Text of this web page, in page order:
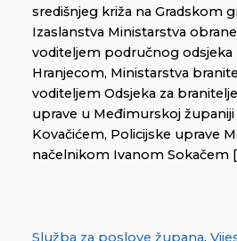
središnjeg križa na Gradskom
Izaslanstva Ministarstva
voditeljem područnog odsjeka
Hranjecom, Ministarstva
voditeljem Odsjeka za
uprave u Međimurskoj
Kovačićem, Policijske uprave
načelnikom Ivanom Sokačem
Služba za poslove župana,